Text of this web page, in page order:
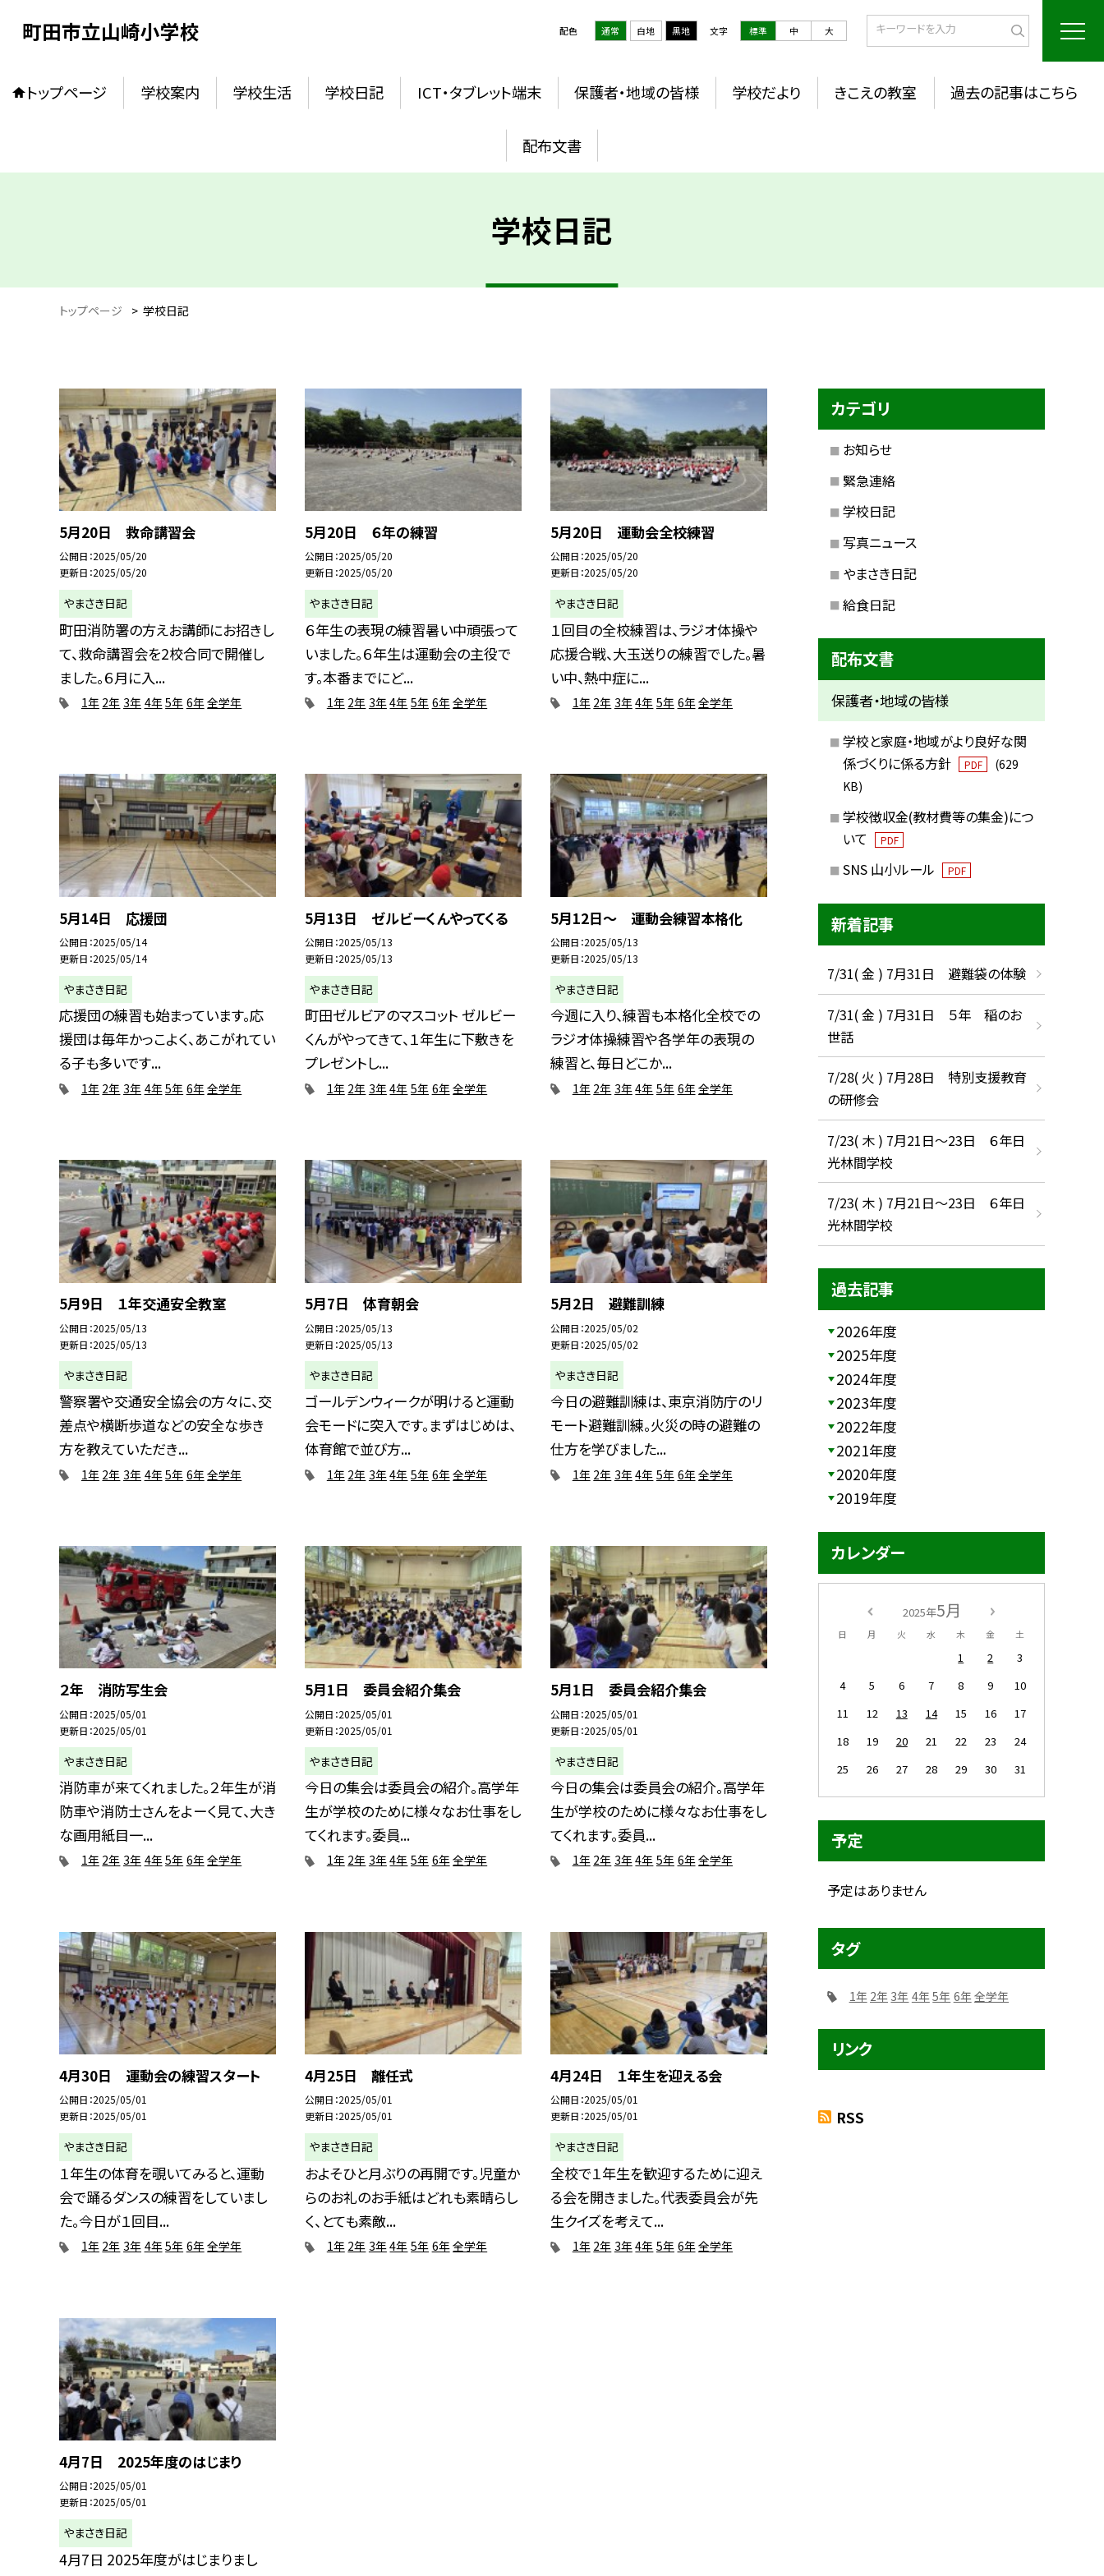
町田市立山崎小学校 配色 通常 白地 黒地 文字 標準 中 大
トップページ 学校案内 学校生活 学校日記 ICT・タブレット端末 保護者・地域の皆様 学校だより きこえの教室 過去の記事はこちら
配布文書
学校日記
トップページ > 学校日記
5月20日 救命講習会
公開日 2025/05/20
更新日 2025/05/20
やまさき日記
町田消防署の方えお講師にお招きし
て、救命講習会を2校合同で開催し
ました。６月に入...
1年 2年 3年 4年5年 6年全学年
5月20日 ６年の練習
公開日 2025/05/20
更新日 2025/05/20
やまさき日記
６年生の表現の練習暑い中頑張って
いました。６年生は運動会の主役で
す。本番までにど...
1年 2年 3年4年 5年 6年全学年
5月20日 運動会全校練習
公開日 2025/05/20
更新日 2025/05/20
やまさき日記
１回目の全校練習は、ラジオ体操や
応援合戦、大玉送りの練習でした。暑
い中、熱中症に...
1年 2年 3年4年 5年 6年全学年
5月14日 応援団
公開日 2025/05/14
更新日 2025/05/14
やまさき日記
応援団の練習も始まっています。応
援団は毎年かっこよく、あこがれてい
る子も多いです...
1年 2年 3年 4年5年 6年全学年
5月13日 ゼルビーくんやってくる
公開日 2025/05/13
更新日 2025/05/13
やまさき日記
町田ゼルビアのマスコット ゼルビー
くんがやってきて、１年生に下敷きを
プレゼントし...
1年 2年 3年4年 5年 6年全学年
5月12日〜 運動会練習本格化
公開日 2025/05/13
更新日 2025/05/13
やまさき日記
今週に入り、練習も本格化全校での
ラジオ体操練習や各学年の表現の
練習と、毎日どこか...
1年 2年 3年4年 5年 6年全学年
5月9日 １年交通安全教室
公開日 2025/05/13
更新日 2025/05/13
やまさき日記
警察署や交通安全協会の方々に、交
差点や横断歩道などの安全な歩き
方を教えていただき...
1年 2年 3年 4年5年 6年全学年
5月7日 体育朝会
公開日 2025/05/13
更新日 2025/05/13
やまさき日記
ゴールデンウィークが明けると運動
会モードに突入です。まずはじめは、
体育館で並び方...
1年 2年 3年4年 5年 6年全学年
5月2日 避難訓練
公開日 2025/05/02
更新日 2025/05/02
やまさき日記
今日の避難訓練は、東京消防庁のリ
モート避難訓練。火災の時の避難の
仕方を学びました...
1年 2年 3年4年 5年 6年全学年
２年 消防写生会
公開日 2025/05/01
更新日 2025/05/01
やまさき日記
消防車が来てくれました。２年生が消
防車や消防士さんをよーく見て、大き
な画用紙目一...
1年 2年 3年 4年5年 6年全学年
5月1日 委員会紹介集会
公開日 2025/05/01
更新日 2025/05/01
やまさき日記
今日の集会は委員会の紹介。高学年
生が学校のために様々なお仕事をし
てくれます。委員...
1年 2年 3年4年 5年 6年全学年
5月1日 委員会紹介集会
公開日 2025/05/01
更新日 2025/05/01
やまさき日記
今日の集会は委員会の紹介。高学年
生が学校のために様々なお仕事をし
てくれます。委員...
1年 2年 3年4年 5年 6年全学年
4月30日 運動会の練習スタート
公開日 2025/05/01
更新日 2025/05/01
やまさき日記
１年生の体育を覗いてみると、運動
会で踊るダンスの練習をしていまし
た。今日が１回目...
1年 2年 3年 4年5年 6年全学年
4月25日 離任式
公開日 2025/05/01
更新日 2025/05/01
やまさき日記
およそひと月ぶりの再開です。児童か
らのお礼のお手紙はどれも素晴らし
く、とても素敵...
1年 2年 3年4年 5年 6年全学年
4月24日 １年生を迎える会
公開日 2025/05/01
更新日 2025/05/01
やまさき日記
全校で１年生を歓迎するために迎え
る会を開きました。代表委員会が先
生クイズを考えて...
1年 2年 3年4年 5年 6年全学年
4月7日 2025年度のはじまり
公開日 2025/05/01
更新日 2025/05/01
やまさき日記
4月7日 2025年度がはじまりまし
カテゴリ
お知らせ
緊急連絡
学校日記
写真ニュース
やまさき日記
給食日記
配布文書
保護者・地域の皆様
学校と家庭・地域がより良好な関
係づくりに係る方針
PDF
(629
KB)
学校徴収金(教材費等の集金)につ
いて
PDF
SNS 山小ルール PDF
新着記事
7/31( 金 ) 7月31日 避難袋の体験
7/31( 金 ) 7月31日 ５年 稲のお
世話
7/28( 火 ) 7月28日 特別支援教育
の研修会
7/23( 木 ) 7月21日〜23日 ６年日
光林間学校
7/23( 木 ) 7月21日〜23日 ６年日
光林間学校
過去記事
2026年度
2025年度
2024年度
2023年度
2022年度
2021年度
2020年度
2019年度
カレンダー
2025年5月
日 月 火 水 木 金 土
1 2
3
4
5 6 7 8 9
10
11
12 13 14 15 16
17
18
19 20 21 22 23
24
25
26 27 28 29 30 31
予定
予定はありません
タグ
1年 2年 3年 4年5年 6年全学年
リンク
RSS